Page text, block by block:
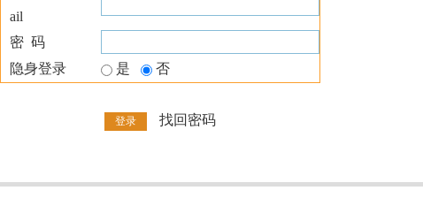
ail
密 码
隐身登录
是 否
找回密码